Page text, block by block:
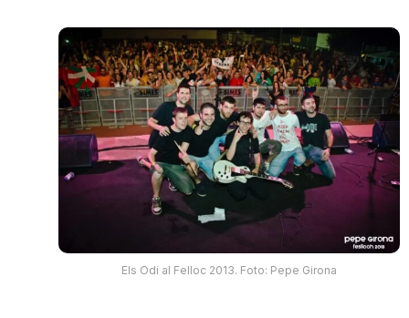
Els Odi al Felloc 2013. Foto: Pepe Girona